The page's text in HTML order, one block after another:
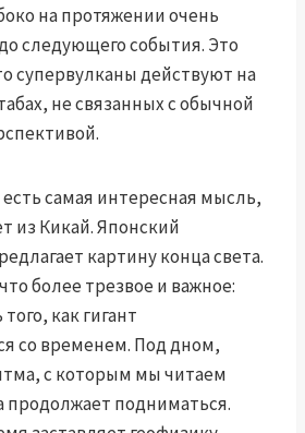
на протяжении очень
следующего события. Это
супервулканы действуют на
не связанных с обычной
самая интересная мысль,
из Кикай. Японский
картину конца света.
более трезвое и важное:
как гигант
со временем. Под дном,
с которым мы читаем
продолжает подниматься.